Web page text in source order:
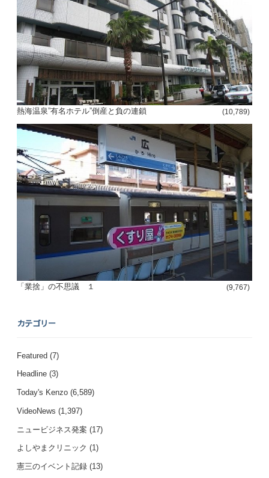
熱海温泉”有名ホテル”倒産と負の連鎖 (10,789)
「業捨」の不思議 １ (9,767)
カテゴリー
Featured (7)
Headline (3)
Today's Kenzo (6,589)
VideoNews (1,397)
ニュービジネス発案 (17)
よしやまクリニック (1)
憲三のイベント記録 (13)